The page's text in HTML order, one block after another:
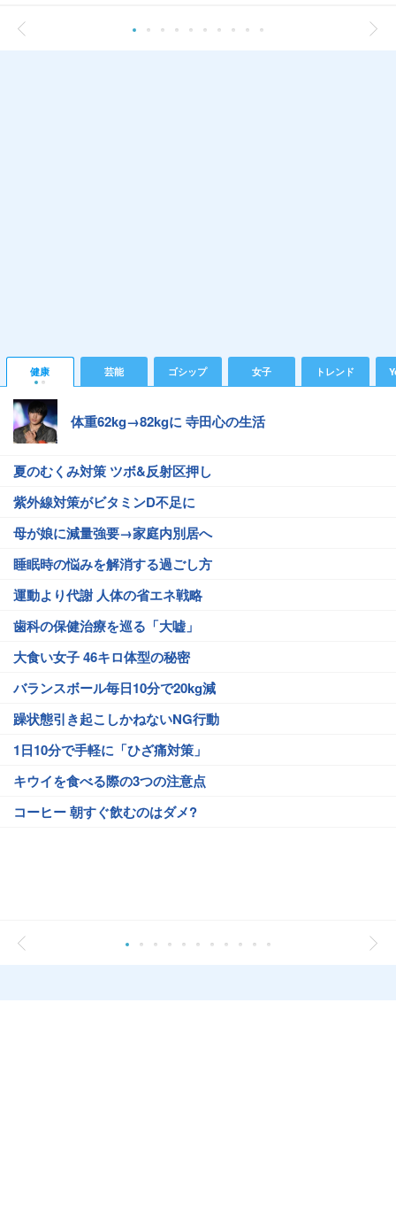
健康 芸能 ゴシップ 女子 トレンド
体重62kg→82kgに 寺田心の生活
夏のむくみ対策 ツボ&反射区押し
紫外線対策がビタミンD不足に
母が娘に減量強要→家庭内別居へ
睡眠時の悩みを解消する過ごし方
運動より代謝 人体の省エネ戦略
歯科の保健治療を巡る「大嘘」
大食い女子 46キロ体型の秘密
バランスボール毎日10分で20kg減
躁状態引き起こしかねないNG行動
1日10分で手軽に「ひざ痛対策」
キウイを食べる際の3つの注意点
コーヒー 朝すぐ飲むのはダメ?